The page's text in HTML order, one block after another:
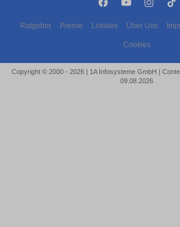
Ratgeber Presse Lokales Über Uns
Cookies
Copyright © 2000 - 2026 | 1A Infosysteme GmbH |
09.08.2026